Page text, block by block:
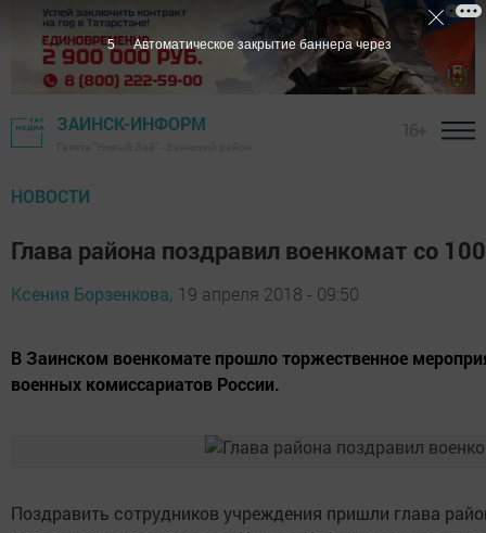
ЗАИНСК-ИНФОРМ
НОВОСТИ
Глава района поздравил военкомат со
Ксения Борзенкова, 19 апреля 2018 - 09:50
В Заинском военкомате прошло торжественное
военных комиссариатов России.
Поздравить сотрудников учреждения пришли глава
4 Автоматическое закрытие баннера через